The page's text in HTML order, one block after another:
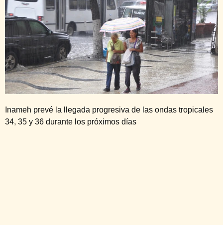
Inameh prevé la llegada progresiva de las ondas tropicales
34, 35 y 36 durante los próximos días